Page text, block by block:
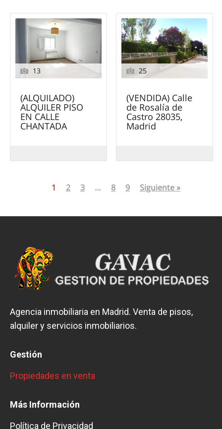
13
(ALQUILADO)
ALQUILER PISO
EN CALLE
CHANTADA
25
(VENDIDA) Calle
de Rosalía de
Castro 28035,
Madrid
1 2 3 … 8 9 Siguiente »
Agencia inmobiliaria en Madrid. Venta de pisos,
alquiler y servicios inmobiliarios.
Gestión
Propiedades en venta
Más Información
Política de Privacidad